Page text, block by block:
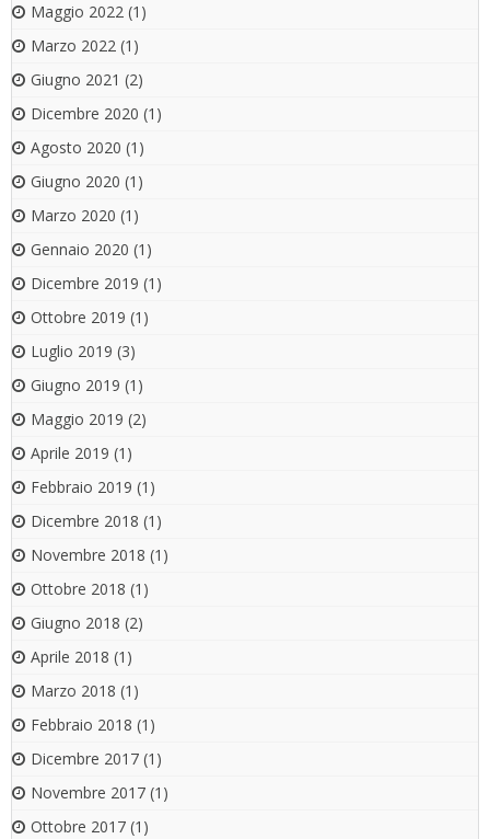
Maggio 2022 (1)
Marzo 2022 (1)
Giugno 2021 (2)
Dicembre 2020 (1)
Agosto 2020 (1)
Giugno 2020 (1)
Marzo 2020 (1)
Gennaio 2020 (1)
Dicembre 2019 (1)
Ottobre 2019 (1)
Luglio 2019 (3)
Giugno 2019 (1)
Maggio 2019 (2)
Aprile 2019 (1)
Febbraio 2019 (1)
Dicembre 2018 (1)
Novembre 2018 (1)
Ottobre 2018 (1)
Giugno 2018 (2)
Aprile 2018 (1)
Marzo 2018 (1)
Febbraio 2018 (1)
Dicembre 2017 (1)
Novembre 2017 (1)
Ottobre 2017 (1)